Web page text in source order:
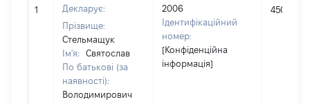
1
Декларує:
Прізвище:
Стельмащук
Ім'я:
Святослав
По батькові (за
наявності):
Володимирович
2006
Ідентифікаційний
номер:
[Конфіденційна
інформація]
450000